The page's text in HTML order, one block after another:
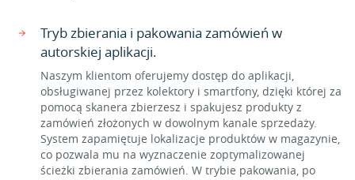
Tryb zbierania i pakowania zamówień w
autorskiej aplikacji.
Naszym klientom oferujemy dostęp do aplikacji,
obsługiwanej przez kolektory i smartfony, dzięki której za
pomocą skanera zbierzesz i spakujesz produkty z
zamówień złożonych w dowolnym kanale sprzedaży.
System zapamiętuje lokalizacje produktów w magazynie,
co pozwala mu na wyznaczenie zoptymalizowanej
ścieżki zbierania zamówień. W trybie pakowania, po